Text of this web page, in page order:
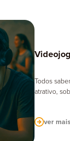
Todos
atrativo,
ver mais